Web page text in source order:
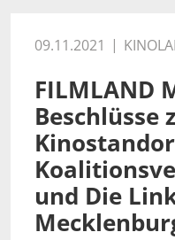
09.11.2021
FILMLAND
Beschlüsse
und Die